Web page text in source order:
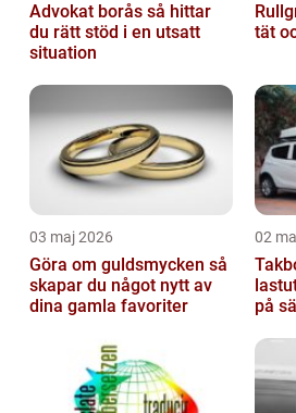
Advokat borås så hittar
du rätt stöd i en utsatt
situation
Rullgräs
tät
03 maj 2026
Göra om guldsmycken så
skapar du något nytt av
dina gamla favoriter
02
på